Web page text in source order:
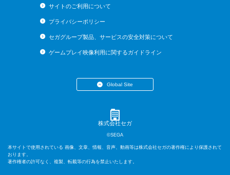
サイトのご利用について
プライバシーポリシー
セガグループ製品、サービスの安全対策について
ゲームプレイ映像利用に関するガイドライン
Global Site
・English (US)
・English (AU)
・Italiano
株式会社セガ
©SEGA
本サイトで使用されている 画像、文章、情報、音声、動画等は株式会社セガの著作権により保護されて
おります。
著作権者の許可なく、複製、転載等の行為を禁止いたします。